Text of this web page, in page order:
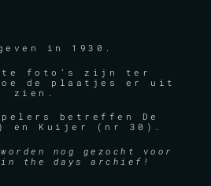
in 1930.
foto’s zijn ter
de plaatjes er uit
zien.
betreffen De
en Kuijer (nr 30).
nog gezocht voor
in the days archief!